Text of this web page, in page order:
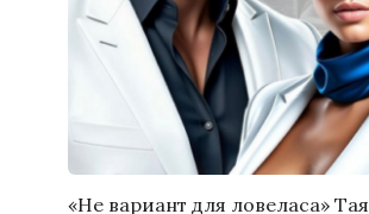
«Не вариант для ловеласа» Тая